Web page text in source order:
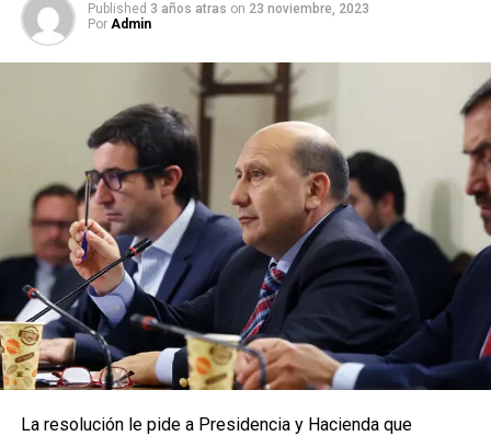
Published 3 años atras on 23 noviembre, 2023
Por Admin
La resolución le pide a Presidencia y Hacienda que